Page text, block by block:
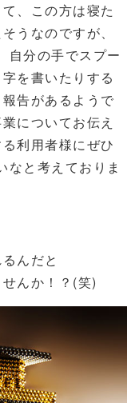
、この方は寝た
うなのですが、
自分の手でスプー
を書いたりする
告があるようで
についてお伝え
利用者様にぜひ
と考えておりま
んだと
んか！？(笑)